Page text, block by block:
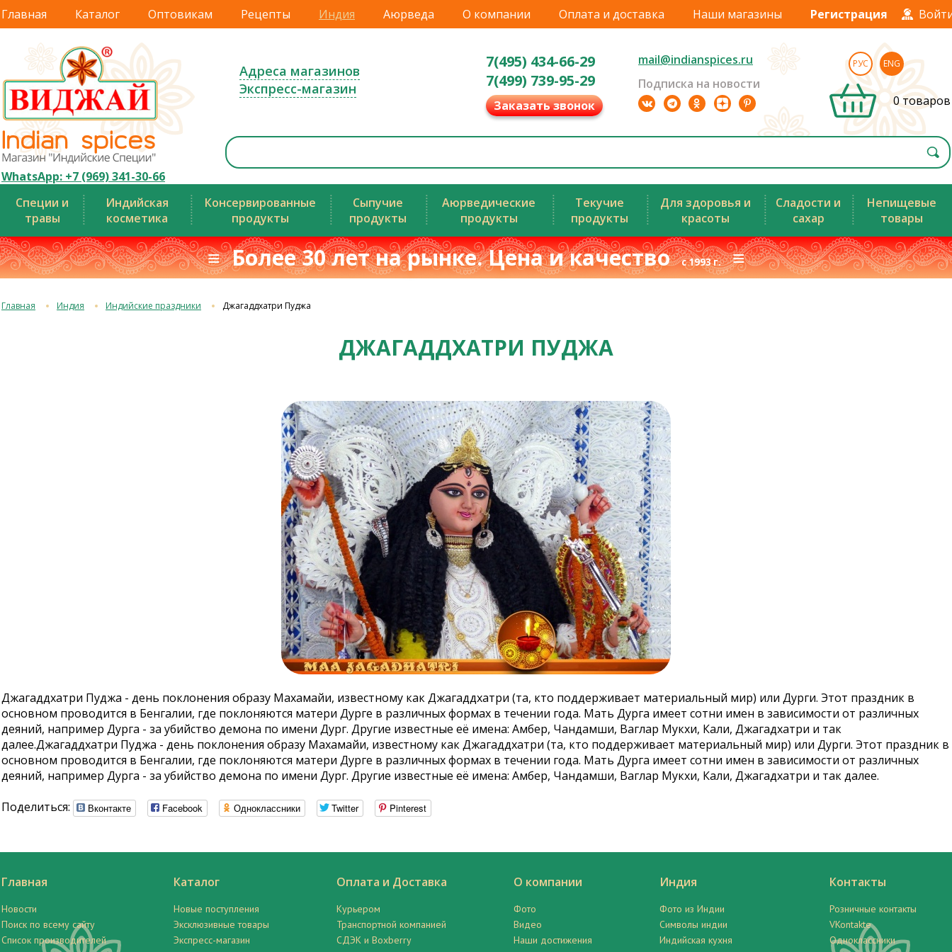
Главная Каталог Оптовикам Рецепты Индия Аюрведа О компании Оплата и доставка Наши магазины Регистрация
WhatsApp: +7 (969) 341-30-66
Адреса магазинов
Экспресс-магазин
7(495) 434-66-29
7(499) 739-95-29
Заказать звонок
mail@indianspices.ru
Подписка на новости
РУС ENG
0 товаров
Специи и
травы
Индийская
косметика
Консервированные
продукты
Сыпучие
продукты
Аюрведические
продукты
Текучие
продукты
Для здоровья и
красоты
Сладости и
сахар
Непищевые
товары
≡ Более 30 лет на рынке. Цена и качествос 1993 г.≡
Главная Индия Индийские праздники Джагаддхатри Пуджа
ДЖАГАДДХАТРИ ПУДЖА
Джагаддхатри Пуджа - день поклонения образу Махамайи, известному как Джагаддхатри (та, кто поддерживает материальный мир) или Дурги. Этот праздник в
основном проводится в Бенгалии, где поклоняются матери Дурге в различных формах в течении года. Мать Дурга имеет сотни имен в зависимости от различных
деяний, например Дурга - за убийство демона по имени Дург. Другие известные её имена: Амбер, Чандамши, Ваглар Мукхи, Кали, Джагадхатри и так
далее.Джагаддхатри Пуджа - день поклонения образу Махамайи, известному как Джагаддхатри (та, кто поддерживает материальный мир) или Дурги. Этот праздник в
основном проводится в Бенгалии, где поклоняются матери Дурге в различных формах в течении года. Мать Дурга имеет сотни имен в зависимости от различных
деяний, например Дурга - за убийство демона по имени Дург. Другие известные её имена: Амбер, Чандамши, Ваглар Мукхи, Кали, Джагадхатри и так далее.
Поделиться:
Вконтакте Facebook Одноклассники Twitter Pinterest
Главная
Новости
Поиск по всему сайту
Список производителей
Каталог
Новые поступления
Эксклюзивные товары
Экспресс-магазин
Оплата и Доставка
Курьером
Транспортной компанией
СДЭК и Boxberry
О компании
Фото
Видео
Наши достижения
Индия
Фото из Индии
Символы индии
Индийская кухня
Контакты
Розничные контакты
VKontakte
Одноклассники